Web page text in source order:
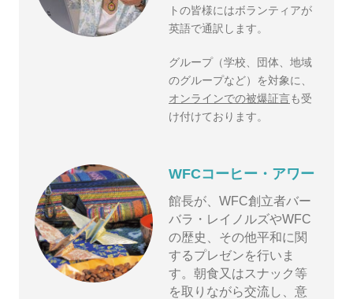
トの皆様にはボランティアが
英語で通訳します。
グループ（学校、団体、地域
のグループなど）を対象に、
オンラインでの被爆証言も受
け付けております。
WFCコーヒー・アワー
館長が、WFC創立者バー
バラ・レイノルズやWFC
の歴史、その他平和に関
するプレゼンを行いま
す。朝食又はスナック等
を取りながら交流し、意